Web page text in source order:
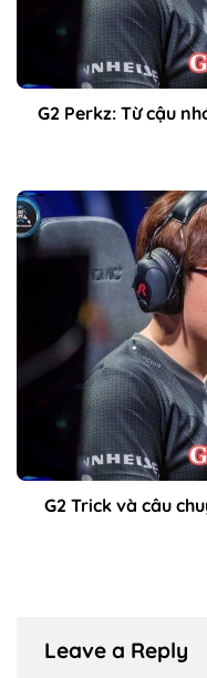
G2 Perkz: Từ cậu
G2 Trick và câu
Leave a Reply